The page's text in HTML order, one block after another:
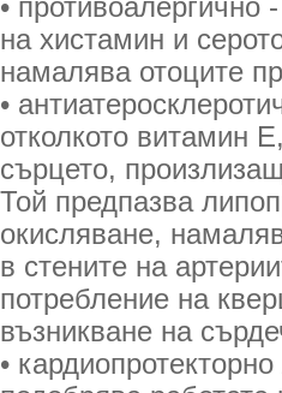
• противоалергично
на хистамин и
намалява отоците
•
отколкото витамин
сърцето,
Той предпазва
окисляване,
в стените на
потребление на
възникване на
•